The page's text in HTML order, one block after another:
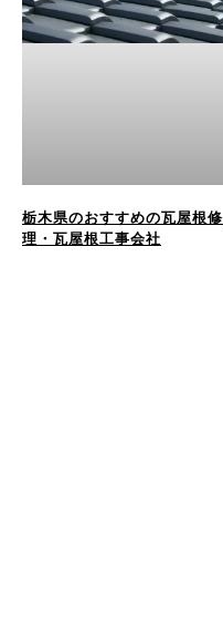
栃木県のおすすめの瓦屋根修
理・瓦屋根工事会社